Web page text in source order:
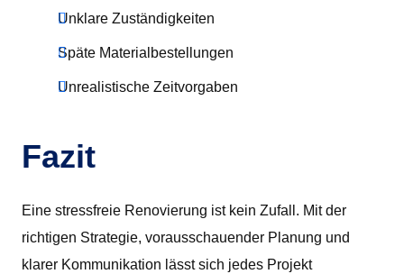
Unklare Zuständigkeiten
Späte Materialbestellungen
Unrealistische Zeitvorgaben
Fazit
Eine stressfreie Renovierung ist kein Zufall. Mit der
richtigen Strategie, vorausschauender Planung und
klarer Kommunikation lässt sich jedes Projekt